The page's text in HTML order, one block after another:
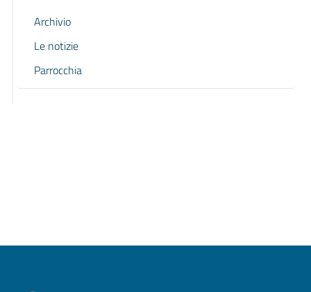
Archivio
Le notizie
Parrocchia